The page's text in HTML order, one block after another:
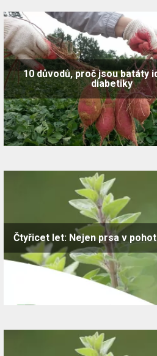
10 důvodů, proč jsou batáty
diabetiky
Čtyřicet let: Nejen prsa v